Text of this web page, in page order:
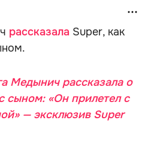
рассказала Super, как
Медынич рассказала о
сыном: «Он прилетел с
— эксклюзив Super